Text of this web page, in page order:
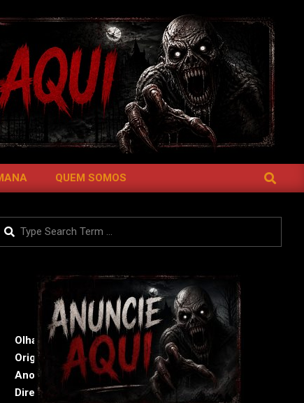
QUEM SOMOS SEARCH
Olhar Alheio
Original:
Unseen
Ano:2023• País: EUA
Direção:
Search